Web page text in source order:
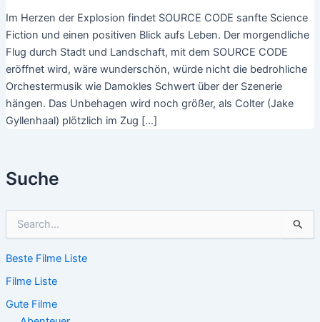
Suche
h
n
n
Beste Filme Liste
Filme Liste
Gute Filme
Im Herzen der Explosion findet SOURCE CODE sanfte Science
Fiction und einen positiven Blick aufs Leben. Der morgendliche
Flug durch Stadt und Landschaft, mit dem SOURCE CODE
eröffnet wird, wäre wunderschön, würde nicht die bedrohliche
Orchestermusik wie Damokles Schwert über der Szenerie
hängen. Das Unbehagen wird noch größer, als Colter (Jake
Gyllenhaal) plötzlich im Zug […]